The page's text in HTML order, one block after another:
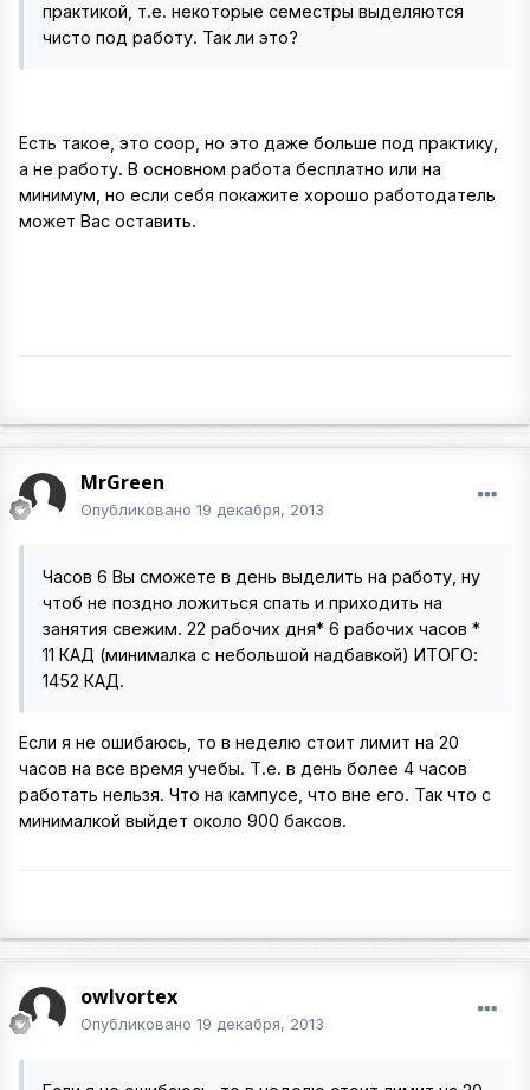
практикой, т.е. некоторые семестры выделяются
чисто под работу. Так ли это?
Есть такое, это coop, но это даже больше под практику,
а не работу. В основном работа бесплатно или на
минимум, но если себя покажите хорошо работодатель
может Вас оставить.
MrGreen
Опубликовано 19 декабря, 2013
Часов 6 Вы сможете в день выделить на работу, ну
чтоб не поздно ложиться спать и приходить на
занятия свежим. 22 рабочих дня* 6 рабочих часов *
11 КАД (минималка с небольшой надбавкой) ИТОГО:
1452 КАД.
Если я не ошибаюсь, то в неделю стоит лимит на 20
часов на все время учебы. Т.е. в день более 4 часов
работать нельзя. Что на кампусе, что вне его. Так что с
минималкой выйдет около 900 баксов.
owlvortex
Опубликовано 19 декабря, 2013